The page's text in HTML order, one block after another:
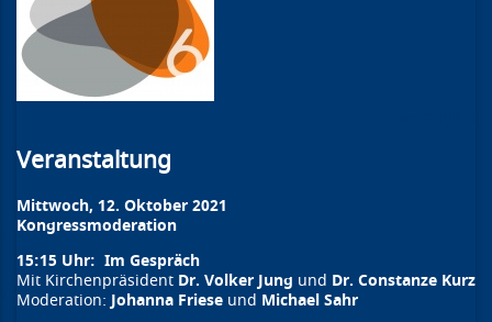
Veranstaltung
Mittwoch, 12. Oktober 2021
Kongressmoderation
15:15 Uhr: Im Gespräch
Mit Kirchenpräsident Dr. Volker Jung und Dr. Constanze Kurz
Moderation: Johanna Friese und Michael Sahr